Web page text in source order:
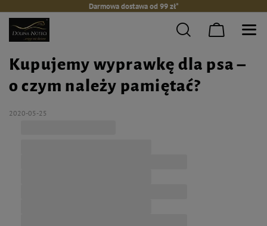
Darmowa dostawa od 99 zł*
Kupujemy wyprawkę dla psa –
o czym należy pamiętać?
2020-05-25